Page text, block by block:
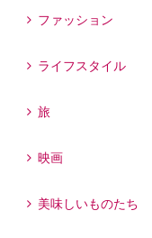
ファッション
ライフスタイル
旅
映画
美味しいものたち